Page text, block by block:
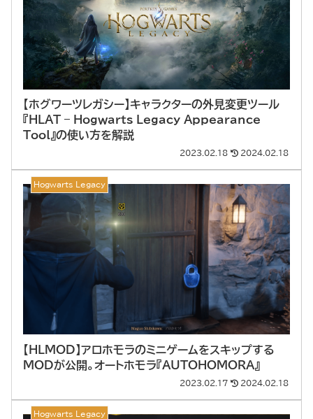
【ホグワーツレガシー】キャラクターの外見変更ツール
『HLAT – Hogwarts Legacy Appearance
Tool』の使い方を解説
2023.02.18 2024.02.18
Hogwarts Legacy
【HLMOD】アロホモラのミニゲームをスキップする
MODが公開。オートホモラ『AUTOHOMORA』
2023.02.17 2024.02.18
Hogwarts Legacy